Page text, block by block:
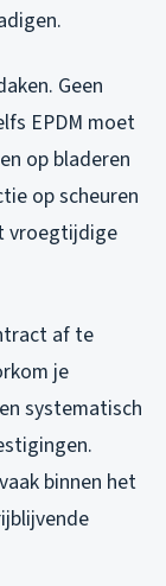
Geen
EPDM moet
op bladeren
op scheuren
vroegtijdige
af te
je
systematisch
binnen het